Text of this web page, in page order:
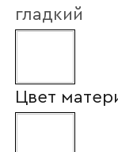
гладкий
Цвет